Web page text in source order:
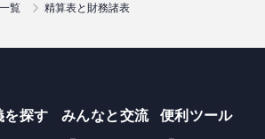
覧 精算表と財務諸表
を探す みんなと交流 便利ツール